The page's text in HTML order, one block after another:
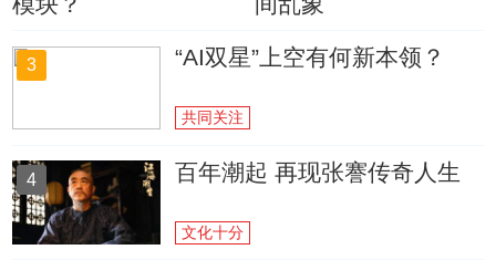
3 “AI双星”上空有何新本领？
共同关注
4 百年潮起 再现张謇传奇人生
文化十分